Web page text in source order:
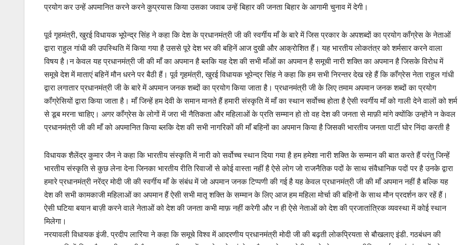
प्रयोग कर उन्हें अपमानित करने करने कुप्रयास किया उसका जवाब उन्हें बिहार की जनता बिहार के आगामी चुनाव में देगी।
पूर्व गृहमंत्री, खुरई विधायक भूपेन्द्र सिंह ने कहा कि देश के प्रधानमंत्री जी की स्वर्गीय माँ के बारे में जिस प्रकार के अपशब्दों का प्रयोग कॉंग्रेस के नेताओं
द्वारा राहुल गांधी की उपस्थिति में किया गया है उससे पूरे देश भर की बहिनें आज दुखी और आक्रोशित हैं। यह भारतीय लोकतंत्र को शर्मसार करने वाला
विषय है।न केवल यह प्रधानमंत्री जी की माँ का अपमान है ब्लकि यह देश की सभी माँओं का अपमान है समूची नारी शक्ति का अपमान है जिसके विरोध में
समूचे देश में माताएं बहिनें मौन धरने पर बैठी हैं। पूर्व गृहमंत्री, खुरई विधायक भूपेन्द्र सिंह ने कहा कि हम सभी निरन्तर देख रहे हैं कि कॉंग्रेस नेता राहुल गांधी
द्वारा लगातार प्रधानमंत्री जी के बारे में अपमान जनक शब्दों का प्रयोग किया जाता है। प्रधानमंत्री जी के लिए तमाम अपमान जनक शब्दों का प्रयोग
कॉंग्रेसियों द्वारा किया जाता है। माँ जिन्हें हम देवी के समान मानते हैं हमारी संस्कृति में माँ का स्थान सर्वोच्च होता है ऐसी स्वर्गीय माँ को गाली देने वालों को शर्म
से डूब मरना चाहिए। अगर कॉंग्रेस के लोगों में जरा भी नैतिकता और महिलाओं के प्रति सम्मान हो तो वह देश की जनता से माफ़ी मांगे क्योंकि उन्होंने न केवल
प्रधानमंत्री जी की माँ को अपमानित किया ब्लकि देश की सभी नागरिकों की माँ बहिनों का अपमान किया है जिसकी भारतीय जनता पार्टी घोर निंदा करती है
विधायक शैलेंद्र कुमार जैन ने कहा कि भारतीय संस्कृति में नारी को सर्वोच्च स्थान दिया गया है हम हमेशा नारी शक्ति के सम्मान की बात करते हैं परंतु जिन्हें
भारतीय संस्कृति से कुछ लेना देना जिनका भारतीय रीति रिवाजों से कोई वास्ता नहीं है ऐसे लोग जो राजनैतिक पदों के साथ संवैधानिक पदों पर है उनके द्वारा
हमारे प्रधानमंत्री नरेंद्र मोदी जी की स्वर्गीय माँ के संबंध में जो अपमान जनक टिप्पणी की गई है यह केवल प्रधानमंत्री जी की माँ अपमान नहीं है बल्कि यह
देश की सभी कामकाजी महिलाओं का अपमान हैं ऐसी सभी मातृ शक्ति के सम्मान के लिए आज हम महिला मोर्चा की बहिनों के साथ मौन प्रदर्शन कर रहें हैं।
ऐसी घटिया बयान बाज़ी करने वाले नेताओं को देश की जनता कभी माफ़ नहीं करेगी और न ही ऐसे नेताओं को देश की प्रजातांत्रिक व्यवस्था में कोई स्थान
मिलेगा।
नरयावली विधायक इंजी. प्रदीप लारिया ने कहा कि समूचे विश्व में आदरणीय प्रधानमंत्री मोदी जी की बढ़ती लोकप्रियता से बौखलाए इंडी. गठबंधन की